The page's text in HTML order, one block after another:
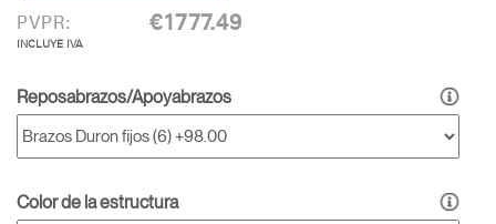
PVPR: €1777.49
INCLUYE IVA
Reposabrazos/Apoyabrazos
Color de la estructura